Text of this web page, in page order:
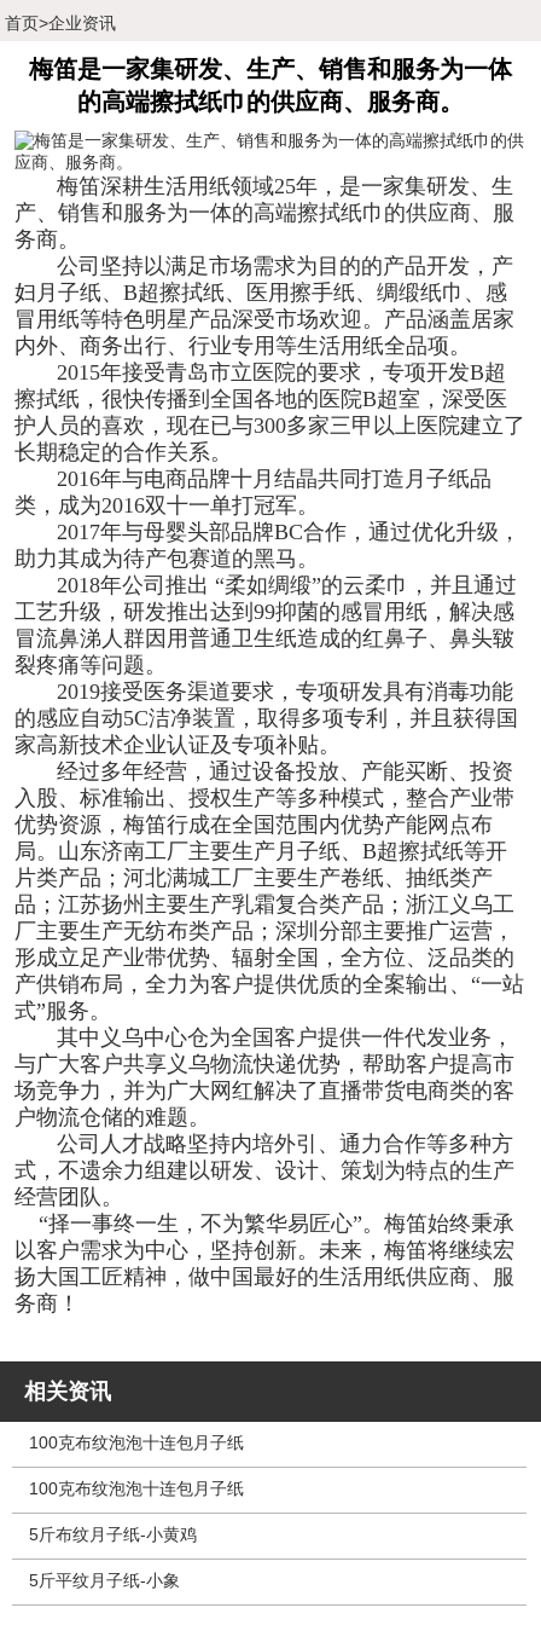
首页>企业资讯
梅笛是一家集研发、生产、销售和服务为一体
的高端擦拭纸巾的供应商、服务商。
梅笛深耕生活用纸领域25年，是一家集研发、生
产、销售和服务为一体的高端擦拭纸巾的供应商、服
务商。
公司坚持以满足市场需求为目的的产品开发，产
妇月子纸、B超擦拭纸、医用擦手纸、绸缎纸巾、感
冒用纸等特色明星产品深受市场欢迎。产品涵盖居家
内外、商务出行、行业专用等生活用纸全品项。
2015年接受青岛市立医院的要求，专项开发B超
擦拭纸，很快传播到全国各地的医院B超室，深受医
护人员的喜欢，现在已与300多家三甲以上医院建立了
长期稳定的合作关系。
2016年与电商品牌十月结晶共同打造月子纸品
类，成为2016双十一单打冠军。
2017年与母婴头部品牌BC合作，通过优化升级，
助力其成为待产包赛道的黑马。
2018年公司推出 “柔如绸缎”的云柔巾，并且通过
工艺升级，研发推出达到99抑菌的感冒用纸，解决感
冒流鼻涕人群因用普通卫生纸造成的红鼻子、鼻头皲
裂疼痛等问题。
2019接受医务渠道要求，专项研发具有消毒功能
的感应自动5C洁净装置，取得多项专利，并且获得国
家高新技术企业认证及专项补贴。
经过多年经营，通过设备投放、产能买断、投资
入股、标准输出、授权生产等多种模式，整合产业带
优势资源，梅笛行成在全国范围内优势产能网点布
局。山东济南工厂主要生产月子纸、B超擦拭纸等开
片类产品；河北满城工厂主要生产卷纸、抽纸类产
品；江苏扬州主要生产乳霜复合类产品；浙江义乌工
厂主要生产无纺布类产品；深圳分部主要推广运营，
形成立足产业带优势、辐射全国，全方位、泛品类的
产供销布局，全力为客户提供优质的全案输出、“一站
式”服务。
其中义乌中心仓为全国客户提供一件代发业务，
与广大客户共享义乌物流快递优势，帮助客户提高市
场竞争力，并为广大网红解决了直播带货电商类的客
户物流仓储的难题。
公司人才战略坚持内培外引、通力合作等多种方
式，不遗余力组建以研发、设计、策划为特点的生产
经营团队。
“择一事终一生，不为繁华易匠心”。梅笛始终秉承
以客户需求为中心，坚持创新。未来，梅笛将继续宏
扬大国工匠精神，做中国最好的生活用纸供应商、服
务商！
相关资讯
100克布纹泡泡十连包月子纸
100克布纹泡泡十连包月子纸
5斤布纹月子纸-小黄鸡
5斤平纹月子纸-小象